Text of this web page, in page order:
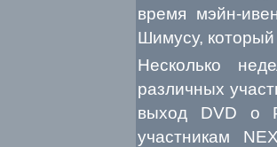
время мэйн-
Шимусу, который
Несколько
различных
выход DVD о
участникам